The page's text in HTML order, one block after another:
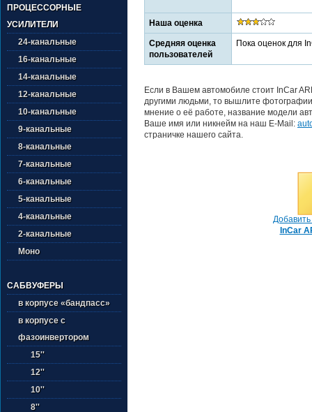
ПРОЦЕССОРНЫЕ
УСИЛИТЕЛИ
24-канальные
16-канальные
14-канальные
12-канальные
10-канальные
9-канальные
8-канальные
7-канальные
6-канальные
5-канальные
4-канальные
2-канальные
Моно
САБВУФЕРЫ
в корпусе «бандпасс»
в корпусе с
фазоинвертором
15''
12''
10''
8''
Наша оценка
Средняя оценка
пользователей
Пока оценок для
Если в Вашем автомобиле стоит InCar
другими людьми, то вышлите
мнение о её работе, название модели
Ваше имя или никнейм на наш E-Mail:
страничке нашего сайта.
InCar